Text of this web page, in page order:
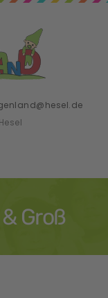
Groß